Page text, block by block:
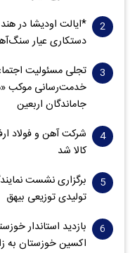
*ایالت اودیشا در
دستکاری عیار
تجلی مسئولیت
خدمت‌رسانی موکب
جاماندگان اربعین
شرکت آهن و فولاد
کالا شد
برگزاری نشست
تولیدی توزیعی بیهق
بازدید استاندار
اکسین خوزستان به